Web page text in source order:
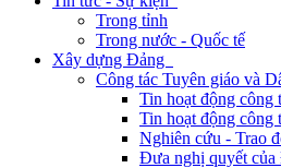
Trong tỉnh
Trong nước - Quốc tế
Xây dựng Đảng
Công tác Tuyên giáo và
Tin hoạt động công
Tin hoạt động công
Nghiên cứu - Trao
Đưa nghị quyết của